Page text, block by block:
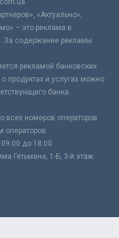
«Актуально»,
– это реклама в
За содержание рекламы
рекламой банковских
продуктах и услугах можно
банка.
всех номеров операторов
операторов
до 18:00
Гетьмана, 1-Б, 3-й этаж